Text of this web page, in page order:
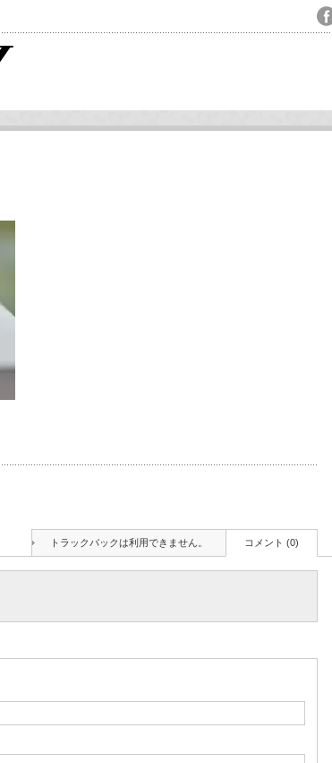
トラックバックは利用できません。 コメント (0)